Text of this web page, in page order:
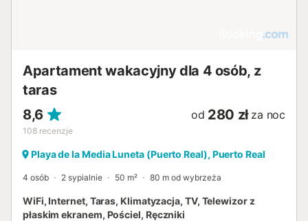
Apartament wakacyjny dla 4 osób, z
taras
8,6
108 recenzje
od 280 zł za noc
Playa de la Media Luneta (Puerto Real), Puerto Real
4 osób 2 sypialnie 50 m² 80 m od wybrzeża
WiFi, Internet, Taras, Klimatyzacja, TV, Telewizor z
płaskim ekranem, Pościel, Ręczniki